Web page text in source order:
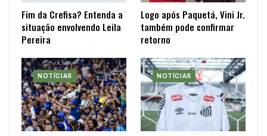
Fim da Crefisa? Entenda a
situação envolvendo Leila
Pereira
Logo após Paquetá, Vini Jr.
também pode confirmar
retorno
NOTÍCIAS NOTÍCIAS